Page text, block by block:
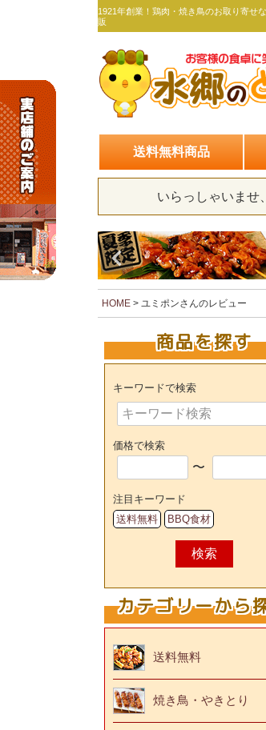
1921年創業！鶏肉・焼き鳥のお取り寄せ
販
送料無料商品
いらっしゃいま
HOME ユミポンさんのレビュー
商品を探す
キーワードで検索
価格で検索
〜
注目キーワード
送料無料
BBQ食材
検索
カテゴリーから
送料無料
焼き鳥・やきとり